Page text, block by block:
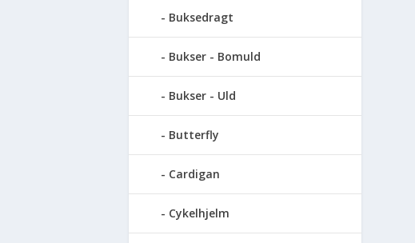
Buksedragt
Bukser - Bomuld
Bukser - Uld
Butterfly
Cardigan
Cykelhjelm